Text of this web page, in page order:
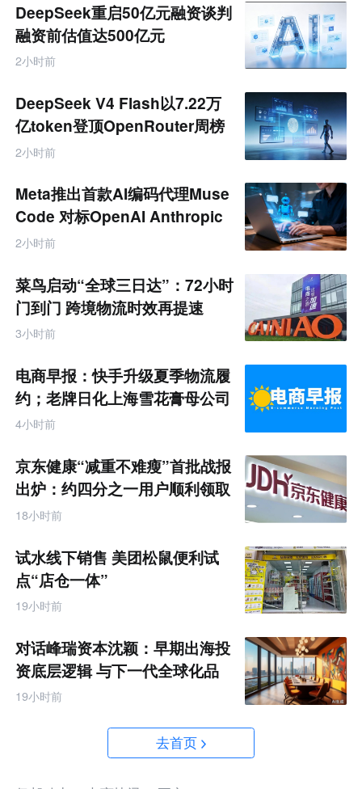
DeepSeek重启50亿元融资谈判
融资前估值达500亿元
2小时前
DeepSeek V4 Flash以7.22万
亿token登顶OpenRouter周榜
2小时前
Meta推出首款AI编码代理Muse
Code 对标OpenAI Anthropic
2小时前
菜鸟启动“全球三日达”：72小时
门到门 跨境物流时效再提速
3小时前
电商早报：快手升级夏季物流履
约；老牌日化上海雪花膏母公司
破产
4小时前
京东健康“减重不难瘦”首批战报
出炉：约四分之一用户顺利领取
200元挑战金
18小时前
试水线下销售 美团松鼠便利试
点“店仓一体”
19小时前
对话峰瑞资本沈颖：早期出海投
资底层逻辑 与下一代全球化品
牌画像
19小时前
去首页